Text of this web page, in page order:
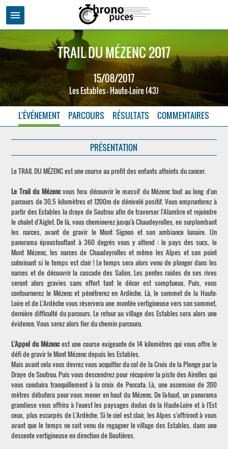
menu
TRAIL DU MÉZENC 2017
15/08/2017
Les Estables - Haute-Loire (43)
L'ÉVÉNEMENT PARCOURS RÉSULTATS COMMENTAIRES
PRÉSENTATION
Le TRAIL DU MÉZENC est une course au profit des enfants atteints du cancer.
Le Trail du Mézencvous fera découvrir le massif du Mézenc tout au long d'un
parcours de 30,5 kilomètres et 1200m de dénivelé positif. Vous emprunterez à
partir des Estables la draye de Soutrou afin de traverser l'Alambre et rejoindre
le chalet d'Aiglet. De là, vous cheminerez jusqu'à Chaudeyrolles, en surplombant
les narces, avant de gravir le Mont Signon et son ambiance lunaire. Un
panorama époustouflant à 360 degrés vous y attend : le pays des sucs, le
Mont Mézenc, les narces de Chaudeyrolles et même les Alpes et son point
culminant si le temps est clair ! Le temps sera alors venu de plonger dans les
narces et de découvrir la cascade des Salins. Les pentes raides de ses rives
seront alors gravies sans effort tant le décor est somptueux. Puis, vous
contournerez le Mézenc et pénétrerez en Ardèche. Là, le sommet de la Haute-
Loire et de L'Ardèche vous réservera une montée vertigineuse vers son sommet,
dernière difficulté du parcours. Le retour au village des Estables sera alors une
évidence. Vous serez alors fier du chemin parcouru.
L'Appel du Mézencest une course exigeante de 14 kilomètres qui vous offre le
défi de gravir le Mont Mézenc depuis les Estables.
Mais avant cela vous devrez vous acquitter du col de la Croix de la Plonge par la
Draye de Soutrou. Puis vous descendrez pour récupérer la piste des Airelles qui
vous conduira tranquillement à la croix de Peccata. Là, une ascension de 200
mètres débutera pour vous mener en haut du Mézenc. De là-haut, un panorama
grandiose vous offrira à l'ouest les paysages dodus de la Haute-Loire et à l'Est
ceux, plus escarpés de L'Ardèche. Si le ciel est clair, les Alpes s'offriront à vous
avant que le temps ne soit venu de regagner le village des Estables, dans une
descente vertigineuse en direction de Boutières.